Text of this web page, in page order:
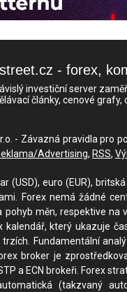
- forex,
investiční server
články, cenové
- Závazná pravidla pro
Advertising, RSS,
(USD), euro (EUR),
Forex nemá žádné
pohyb měn, respektive
který ukazuje
Fundamentální
broker je
a ECN brokeři. Forex
(takzvaný